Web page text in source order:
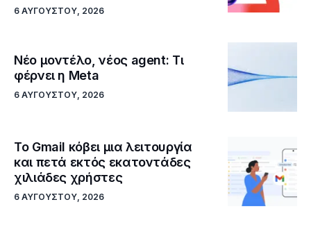
6 ΑΥΓΟΎΣΤΟΥ, 2026
Νέο μοντέλο, νέος agent: Τι
φέρνει η Meta
6 ΑΥΓΟΎΣΤΟΥ, 2026
Το Gmail κόβει μια λειτουργία
και πετά εκτός εκατοντάδες
χιλιάδες χρήστες
6 ΑΥΓΟΎΣΤΟΥ, 2026